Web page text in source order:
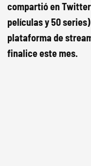
compartió en
películas y 50 series)
plataforma de
finalice este mes.